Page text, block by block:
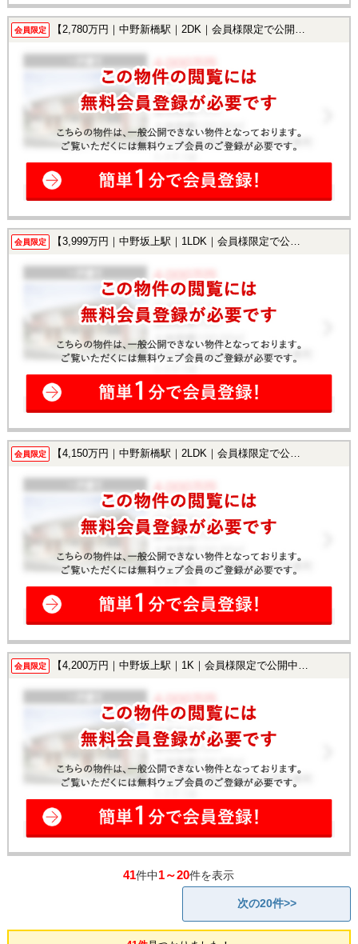
会員限定 【2,780万円｜中野新橋駅｜2DK｜会員様限定で公開中！】
会員限定 【3,999万円｜中野坂上駅｜1LDK｜会員様限定で公開中！】
会員限定 【4,150万円｜中野新橋駅｜2LDK｜会員様限定で公開中！】
会員限定 【4,200万円｜中野坂上駅｜1K｜会員様限定で公開中！】
41件中1～20件を表示
次の20件>>